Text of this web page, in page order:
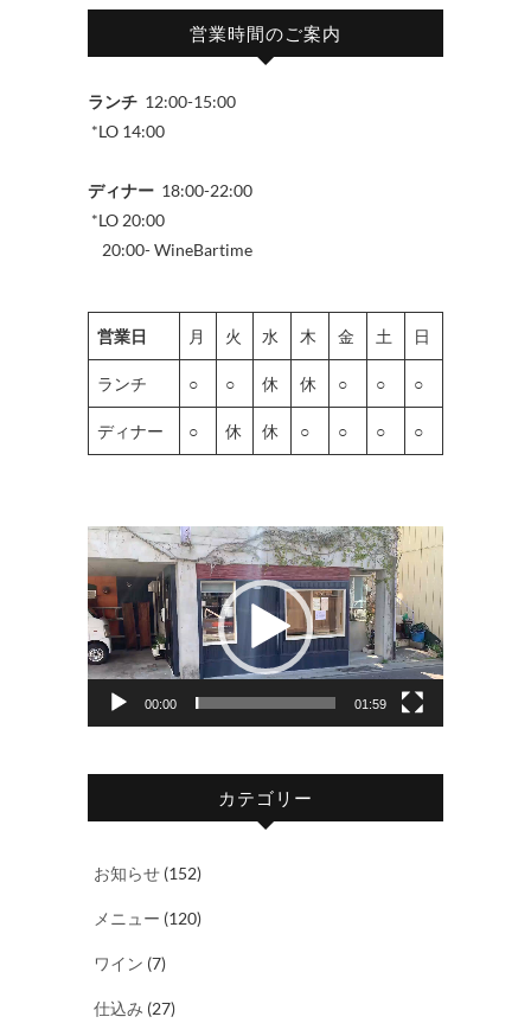
営業時間のご案内
ランチ 12:00-15:00
*LO 14:00
ディナー 18:00-22:00
*LO 20:00
20:00- WineBartime
営業日 月 火 水 木 金 土 日
ランチ ○ ○ 休 休 ○ ○ ○
ディナー ○ 休 休 ○ ○ ○ ○
動
画
プ
レ
ー
00:00 01:59
カテゴリー
お知らせ (152)
メニュー (120)
ワイン (7)
仕込み (27)